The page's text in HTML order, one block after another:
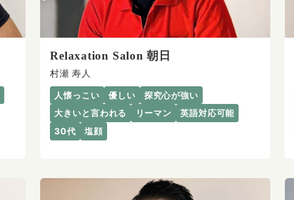
Relaxation Salon 朝日
村瀬 寿人
人懐っこい 優しい
探究心が強い
大きいと言われる
リーマン
英語対応可能
30代
塩顔